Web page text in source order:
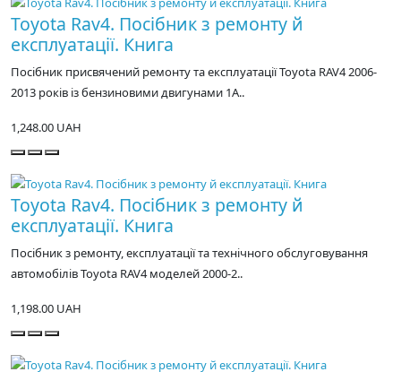
Toyota Rav4. Посібник з ремонту й
експлуатації. Книга
Посібник присвячений ремонту та експлуатації Toyota RAV4 2006-
2013 років із бензиновими двигунами 1A..
1,248.00 UAH
Toyota Rav4. Посібник з ремонту й
експлуатації. Книга
Посібник з ремонту, експлуатації та технічного обслуговування
автомобілів Toyota RAV4 моделей 2000-2..
1,198.00 UAH